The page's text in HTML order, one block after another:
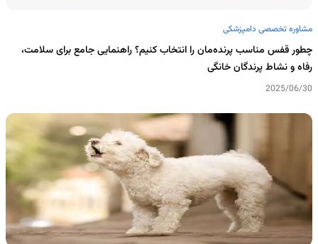
مشاوره تخصصی دامپزشکی
چطور قفس مناسب پرنده‌مان را انتخاب کنیم؟ راهنمایی جامع برای سلامت،
رفاه و نشاط پرندگان خانگی
2025/06/30